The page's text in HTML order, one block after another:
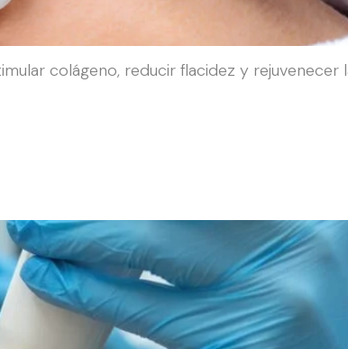
colágeno, reducir flacidez y rejuvenecer